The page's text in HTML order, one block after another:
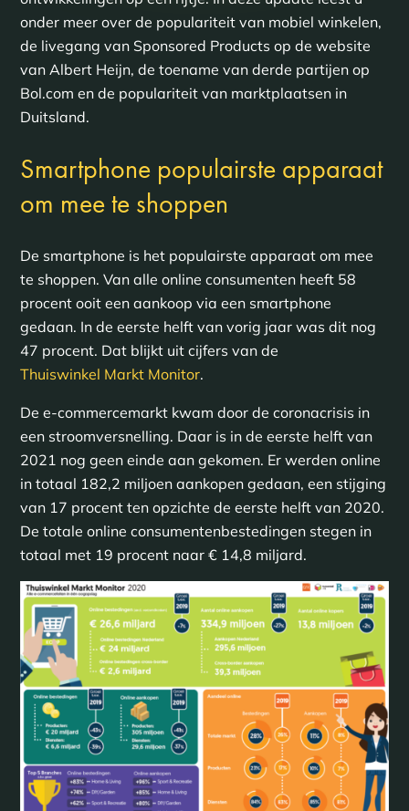
onder meer over de populariteit van mobiel winkelen,
de livegang van Sponsored Products op de website
van Albert Heijn, de toename van derde partijen op
Bol.com en de populariteit van marktplaatsen in
Duitsland.
Smartphone populairste apparaat
om mee te shoppen
De smartphone is het populairste apparaat om mee
te shoppen. Van alle online consumenten heeft 58
procent ooit een aankoop via een smartphone
gedaan. In de eerste helft van vorig jaar was dit nog
47 procent. Dat blijkt uit cijfers van de
Thuiswinkel Markt Monitor.
De e-commercemarkt kwam door de coronacrisis in
een stroomversnelling. Daar is in de eerste helft van
2021 nog geen einde aan gekomen. Er werden online
in totaal 182,2 miljoen aankopen gedaan, een stijging
van 17 procent ten opzichte de eerste helft van 2020.
De totale online consumentenbestedingen stegen in
totaal met 19 procent naar € 14,8 miljard.